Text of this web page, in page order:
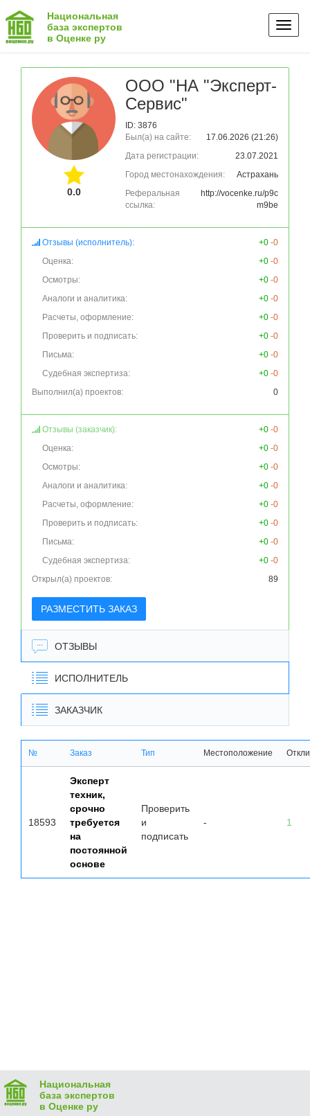
Национальная
база экспертов
в Оценке ру
0.0
ООО "НА "Эксперт-
Сервис"
ID: 3876
Был(а) на сайте:
17.06.2026 (21:26)
Дата регистрации:
23.07.2021
Город местонахождения:
Астрахань
Реферальная
ссылка:
http://vocenke.ru/p9c
m9be
Отзывы (исполнитель): +0 -0
Оценка:
+0 -0
Осмотры:
+0 -0
Аналоги и аналитика:
+0 -0
Расчеты, оформление:
+0 -0
Проверить и подписать:
+0 -0
Письма:
+0 -0
Судебная экспертиза:
+0 -0
Выполнил(а) проектов:
0
Отзывы (заказчик): +0 -0
Оценка:
+0 -0
Осмотры:
+0 -0
Аналоги и аналитика:
+0 -0
Расчеты, оформление:
+0 -0
Проверить и подписать:
+0 -0
Письма:
+0 -0
Судебная экспертиза:
+0 -0
Открыл(а) проектов:
89
РАЗМЕСТИТЬ ЗАКАЗ
ОТЗЫВЫ
ИСПОЛНИТЕЛЬ
ЗАКАЗЧИК
№ Заказ Тип Местоположение
18593
Эксперт
техник,
срочно
требуется
на
постоянной
основе
Проверить
и
подписать
- 1
Национальная
база экспертов
в Оценке ру